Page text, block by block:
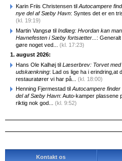
Karin Friis Christensen til Autocampere
nye del af Sæby Havn: Syntes det er en
(kl. 19:19)
Martin Vangsø til Indlæg: Hvordan kan
Havnefesten i Sæby fortsætter... :
gøre noget ved... (kl. 17:23)
1. august 2026:
Hans Ole Kalhøj til Læserbrev: Torvet med
udskænkning: Lad os lige ha i erindring,at
restauratører vi har på... (kl. 18:00)
Henning Fjermestad til Autocampere finder
del af Sæby Havn: Auto-kamper plassene
riktig nok god... (kl. 9:52)
Kontakt os